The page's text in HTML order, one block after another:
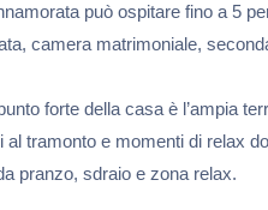
può ospitare fino a 5
camera matrimoniale,
forte della casa è l’ampia
al tramonto e momenti di relax
pranzo, sdraio e zona relax.